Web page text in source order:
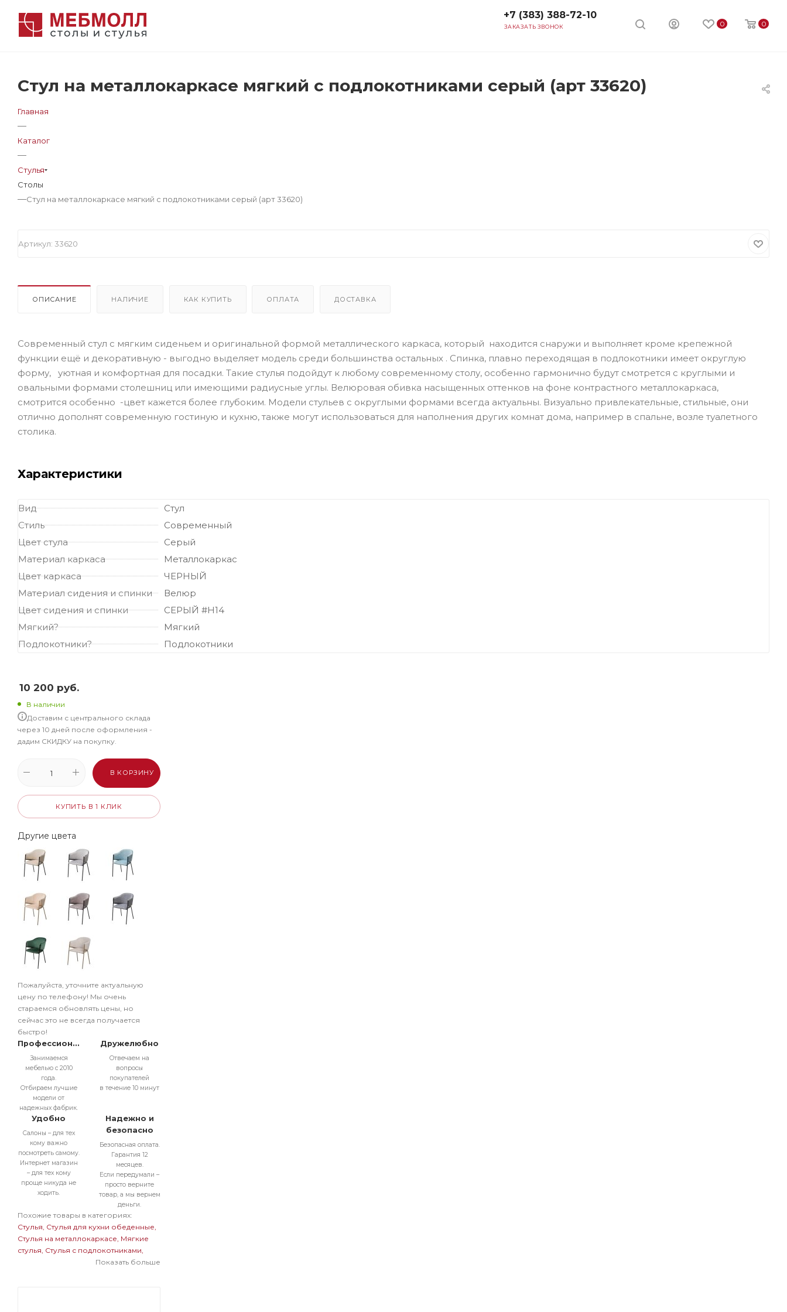
0 0
+7 (383) 388-72-10
ЗАКАЗАТЬ ЗВОНОК
Стул на металлокаркасе мягкий с подлокотниками серый (арт 33620)
Главная
—
Каталог
—
Стулья
Столы
—Стул на металлокаркасе мягкий с подлокотниками серый (арт 33620)
Артикул: 33620
ОПИСАНИЕ НАЛИЧИЕ КАК КУПИТЬ ОПЛАТА ДОСТАВКА
Современный стул с мягким сиденьем и оригинальной формой металлического каркаса, который находится снаружи и выполняет кроме крепежной
функции ещё и декоративную - выгодно выделяет модель среди большинства остальных . Спинка, плавно переходящая в подлокотники имеет округлую
форму, уютная и комфортная для посадки. Такие стулья подойдут к любому современному столу, особенно гармонично будут смотрется с круглыми и
овальными формами столешниц или имеющими радиусные углы. Велюровая обивка насыщенных оттенков на фоне контрастного металлокаркаса,
смотрится особенно -цвет кажется более глубоким. Модели стульев с округлыми формами всегда актуальны. Визуально привлекательные, стильные, они
отлично дополнят современную гостиную и кухню, также могут использоваться для наполнения других комнат дома, например в спальне, возле туалетного
столика.
Характеристики
Вид
Стул
Стиль
Современный
Цвет стула
Серый
Материал каркаса
Металлокаркас
Цвет каркаса
ЧЕРНЫЙ
Материал сидения и спинки
Велюр
Цвет сидения и спинки
СЕРЫЙ #H14
Мягкий?
Мягкий
Подлокотники?
Подлокотники
10 200 руб.
В наличии
Доставим с центрального склада
через 10 дней после оформления -
дадим СКИДКУ на покупку.
В КОРЗИНУ
КУПИТЬ В 1 КЛИК
Другие цвета
Пожалуйста, уточните актуальную
цену по телефону! Мы очень
стараемся обновлять цены, но
сейчас это не всегда получается
быстро!
Профессионально
Занимаемся
мебелью с 2010
года.
Отбираем лучшие
модели от
надежных фабрик.
Дружелюбно
Отвечаем на
вопросы
покупателей
в течение 10 минут
Удобно
Салоны – для тех
кому важно
посмотреть самому.
Интернет магазин
– для тех кому
проще никуда не
ходить.
Надежно и
безопасно
Безопасная оплата.
Гарантия 12
месяцев.
Если передумали –
просто верните
товар, а мы вернем
деньги.
Похожие товары в категориях:
Стулья Стулья для кухни обеденные
Стулья на металлокаркасе Мягкие
стулья Стулья с подлокотниками
Стулья в современном стиле Стулья
Показать больше